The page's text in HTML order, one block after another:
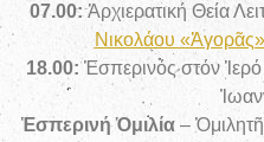
07.00:Ἀρχιερατική Θεία
Νικολάου «Ἀγορᾶς»
18.00:Ἑσπερινός στόν
Ἑσπερινή Ὁμιλία–